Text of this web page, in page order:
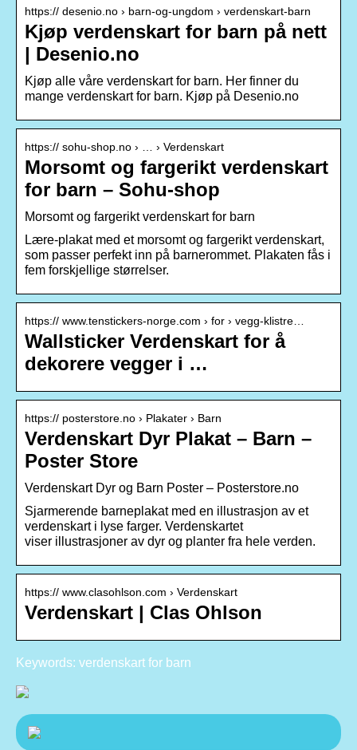
https:// desenio.no › barn-og-ungdom › verdenskart-barn
Kjøp verdenskart for barn på nett
| Desenio.no
Kjøp alle våre verdenskart for barn. Her finner du
mange verdenskart for barn. Kjøp på Desenio.no
https:// sohu-shop.no › … › Verdenskart
Morsomt og fargerikt verdenskart
for barn – Sohu-shop
Morsomt og fargerikt verdenskart for barn
Lære-plakat med et morsomt og fargerikt verdenskart,
som passer perfekt inn på barnerommet. Plakaten fås i
fem forskjellige størrelser.
https:// www.tenstickers-norge.com › for › vegg-klistre…
Wallsticker Verdenskart for å
dekorere vegger i …
https:// posterstore.no › Plakater › Barn
Verdenskart Dyr Plakat – Barn –
Poster Store
Verdenskart Dyr og Barn Poster – Posterstore.no
Sjarmerende barneplakat med en illustrasjon av et
verdenskart i lyse farger. Verdenskartet
viser illustrasjoner av dyr og planter fra hele verden.
https:// www.clasohlson.com › Verdenskart
Verdenskart | Clas Ohlson
Keywords: verdenskart for barn